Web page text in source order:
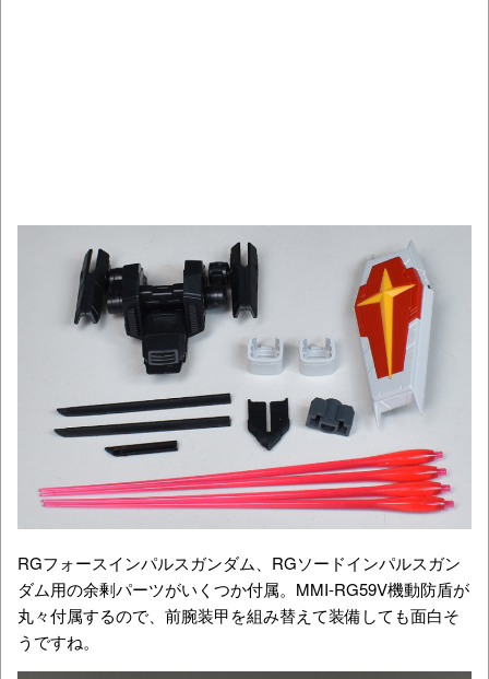
RGフォースインパルスガンダム、RGソードインパルスガン
ダム用の余剰パーツがいくつか付属。MMI-RG59V機動防盾が
丸々付属するので、前腕装甲を組み替えて装備しても面白そ
うですね。